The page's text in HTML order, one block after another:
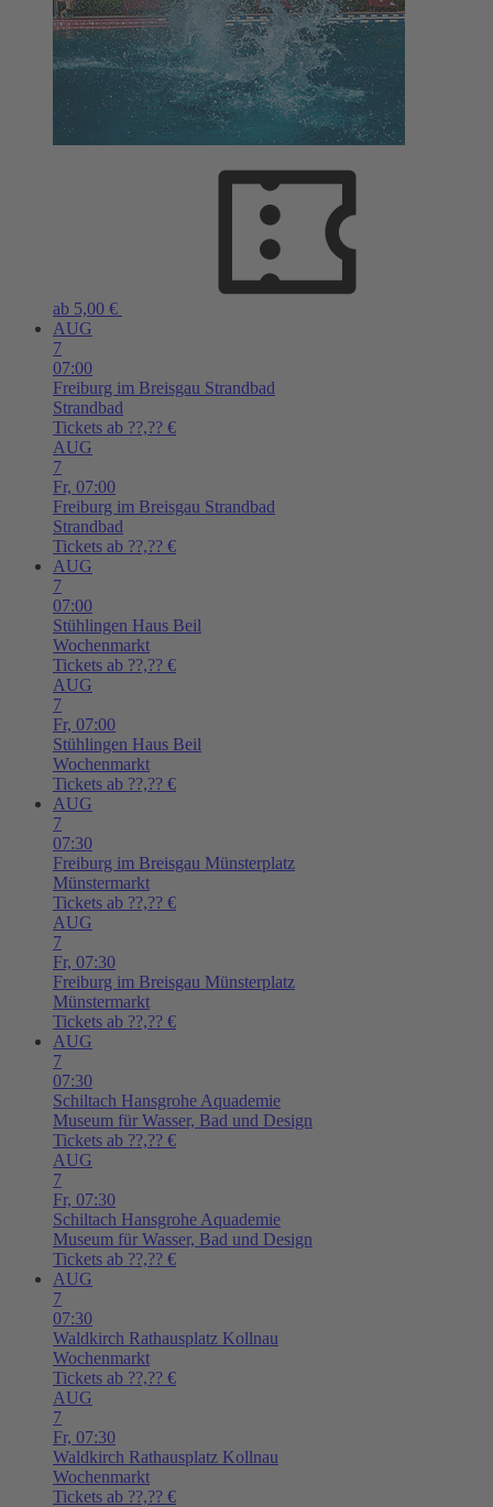
ab 5,00 €
AUG
7
07:00
Freiburg im Breisgau Strandbad
Strandbad
Tickets ab ??,?? €
AUG
7
Fr, 07:00
Freiburg im Breisgau Strandbad
Strandbad
Tickets ab ??,?? €
AUG
7
07:00
Stühlingen Haus Beil
Wochenmarkt
Tickets ab ??,?? €
AUG
7
Fr, 07:00
Stühlingen Haus Beil
Wochenmarkt
Tickets ab ??,?? €
AUG
7
07:30
Freiburg im Breisgau Münsterplatz
Münstermarkt
Tickets ab ??,?? €
AUG
7
Fr, 07:30
Freiburg im Breisgau Münsterplatz
Münstermarkt
Tickets ab ??,?? €
AUG
7
07:30
Schiltach Hansgrohe Aquademie
Museum für Wasser, Bad und Design
Tickets ab ??,?? €
AUG
7
Fr, 07:30
Schiltach Hansgrohe Aquademie
Museum für Wasser, Bad und Design
Tickets ab ??,?? €
AUG
7
07:30
Waldkirch Rathausplatz Kollnau
Wochenmarkt
Tickets ab ??,?? €
AUG
7
Fr, 07:30
Waldkirch Rathausplatz Kollnau
Wochenmarkt
Tickets ab ??,?? €